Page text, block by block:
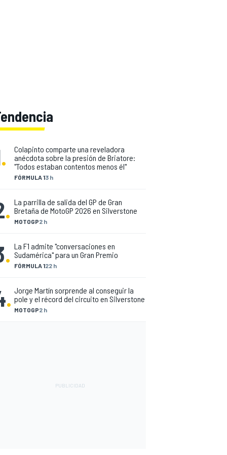
.
FÓRMULA 13 h
Colapinto comparte una reveladora
anécdota sobre la presión de Briatore:
"Todos estaban contentos menos él"
. MOTOGP2 h
La parrilla de salida del GP de Gran
Bretaña de MotoGP 2026 en Silverstone
. FÓRMULA 122 h
La F1 admite "conversaciones en
Sudamérica" para un Gran Premio
. MOTOGP2 h
Jorge Martín sorprende al conseguir la
pole y el récord del circuito en Silverstone